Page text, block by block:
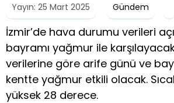
Yayın: 25 Mart 2025 Gündem
İzmir’de hava durumu verileri
bayramı yağmur ile
verilerine göre arife günü ve
kentte yağmur etkili olacak.
yüksek 28 derece.